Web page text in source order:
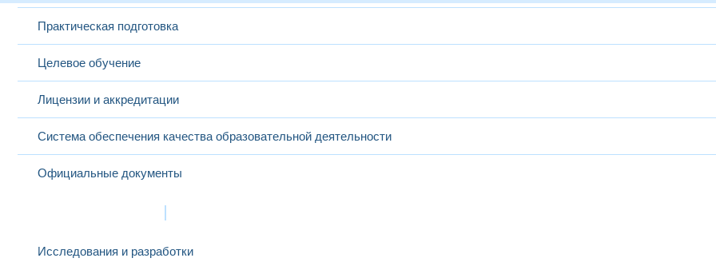
Практическая подготовка
Целевое обучение
Лицензии и аккредитации
Система обеспечения качества образовательной деятельности
Официальные документы
Исследования и разработки